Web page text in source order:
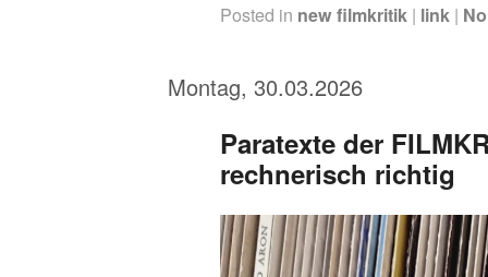
Posted in new filmkritik | link |
Montag, 30.03.2026
Paratexte der
rechnerisch richtig